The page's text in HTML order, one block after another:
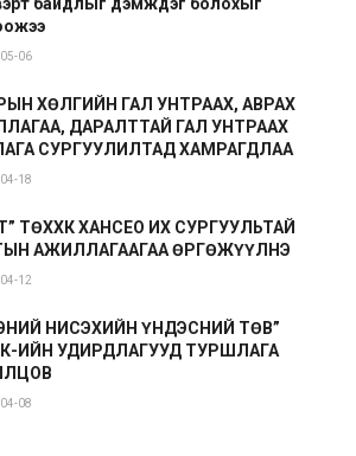
06
ХӨЛГИЙН ГАЛ УНТРААХ, АВРАХ
ДАРАЛТТАЙ ГАЛ УНТРААХ
СУРГУУЛИЛТАД ХАМРАГДЛАА
18
ТӨХХК ХАНСЕО ИХ СУРГУУЛЬТАЙ
АЖИЛЛАГААГАА ӨРГӨЖҮҮЛНЭ
12
НИСЭХИЙН ҮНДЭСНИЙ ТӨВ”
ИЙН УДИРДЛАГУУД ТУРШЛАГА
08